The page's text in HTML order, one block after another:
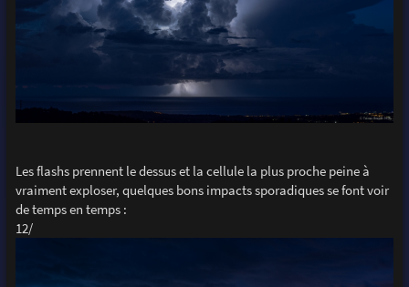
Les flashs prennent le dessus et la cellule la plus proche peine à
vraiment exploser, quelques bons impacts sporadiques se font voir
de temps en temps :
12/